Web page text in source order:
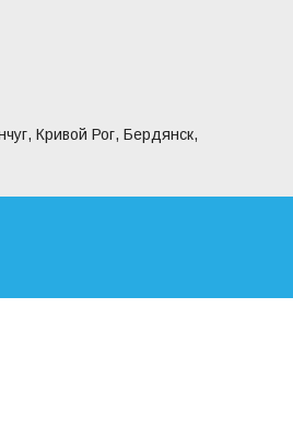
Кривой Рог, Бердянск,